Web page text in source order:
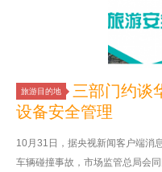
旅游目的地
三部门约谈
设备安全管理
10月31日，据央视新闻客户端消
车辆碰撞事故，市场监管总局会